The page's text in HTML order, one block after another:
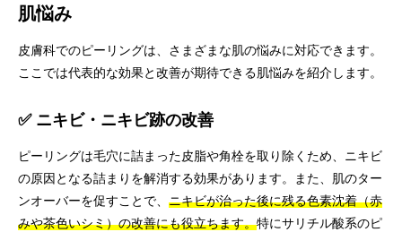
肌悩み
皮膚科でのピーリングは、さまざまな肌の悩みに対応できます。
ここでは代表的な効果と改善が期待できる肌悩みを紹介します。
✅ ニキビ・ニキビ跡の改善
ピーリングは毛穴に詰まった皮脂や角栓を取り除くため、ニキビ
の原因となる詰まりを解消する効果があります。また、肌のター
ンオーバーを促すことで、 ニキビが治った後に残る色素沈着（赤
みや茶色いシミ）の改善にも役立ちます。特にサリチル酸系のピ